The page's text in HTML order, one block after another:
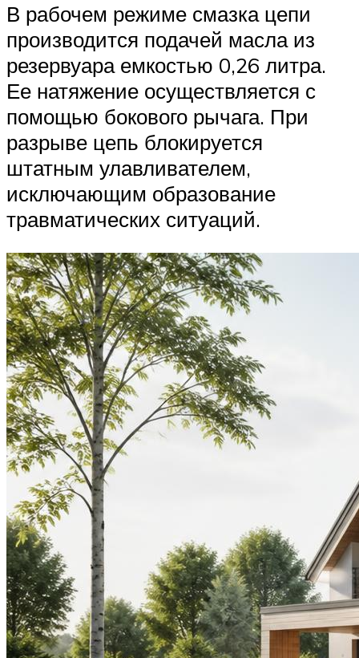
В рабочем режиме смазка цепи
производится подачей масла из
резервуара емкостью 0,26 литра.
Ее натяжение осуществляется с
помощью бокового рычага. При
разрыве цепь блокируется
штатным улавливателем,
исключающим образование
травматических ситуаций.